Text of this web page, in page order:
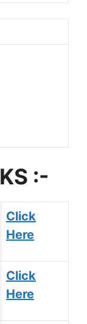
:-
Click
Here
Click
Here